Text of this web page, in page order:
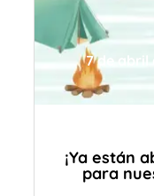
7 de abril
¡Ya están
para